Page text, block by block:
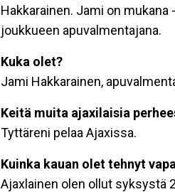
Hakkarainen. Jami on
joukkueen apuvalmentajana.
Kuka olet?
Jami Hakkarainen,
Keitä muita ajaxilaisia
Tyttäreni pelaa Ajaxissa.
Kuinka kauan olet tehnyt
Ajaxlainen olen ollut syksystä